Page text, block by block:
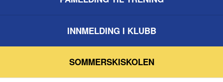
INNMELDING I KLUBB
SOMMERSKISKOLEN